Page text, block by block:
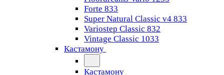
Forte 833
Super Natural Classic v4 833
Variostep Classic 832
Vintage Classic 1033
Кастамону
Кастамону